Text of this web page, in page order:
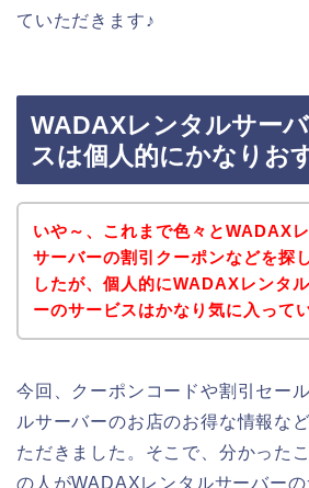
ていただきます♪
WADAXレンタルサー
スは個人的にかなりお
いや～、これまで色々とWADAX
サーバーの割引クーポンなどを探
したが、個人的にWADAXレンタ
ーのサービスはかなり気に入って
今回、クーポンコードや割引セー
ルサーバーのお店のお得な情報な
ただきました。そこで、分かった
の人がWADAXレンタルサーバー